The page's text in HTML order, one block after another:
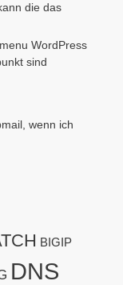
die das
WordPress
sind
wenn ich
BIGIP
DNS